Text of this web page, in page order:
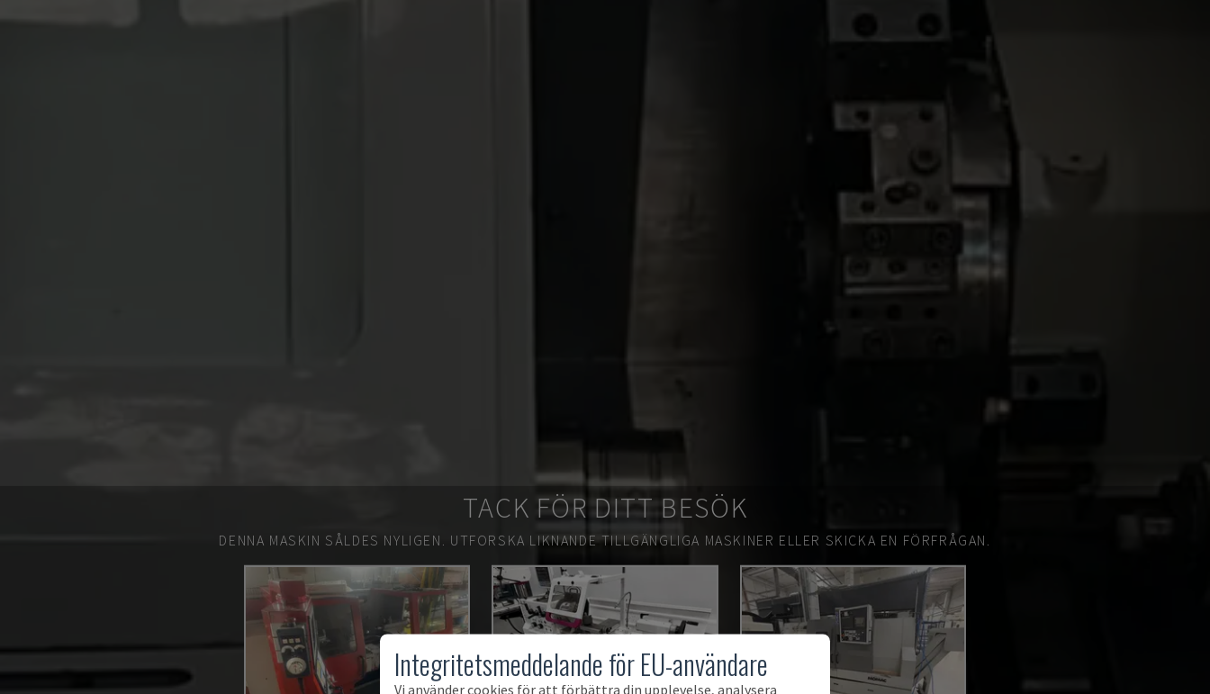
TACK FÖR DITT BESÖK
DENNA MASKIN SÅLDES NYLIGEN. UTFORSKA LIKNANDE TILLGÄNGLIGA MASKINER ELLER SKICKA EN FÖRFRÅGAN.
Integritetsmeddelande för EU-användare
Vi använder cookies för att förbättra din upplevelse, analysera